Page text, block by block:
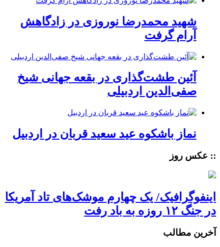
شهید محمدرضا نوروزی در زادگاهش
آرام گرفت
آئین طشت‌گذاری در بقعه جهانی شیخ
صفی‌الدین اردبیلی
نماز باشکوه عید سعید قربان در اردبیل
:: عکس روز
اینفوگرافیک/ یک چهارم موشک‌های تاد آمریکا
در جنگ ۱۲ روزه به باد رفت
آخرین مطالب